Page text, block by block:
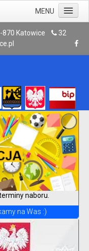
MENU
870 Katowice
32
naboru.
na Was :)